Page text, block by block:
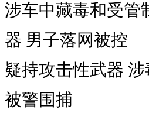
涉车中藏毒和受管
器 男子落网被控
疑持攻击性武器 涉
被警围捕